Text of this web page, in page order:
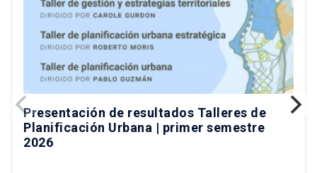
Presentación de resultados Talleres de
Planificación Urbana | primer semestre
2026